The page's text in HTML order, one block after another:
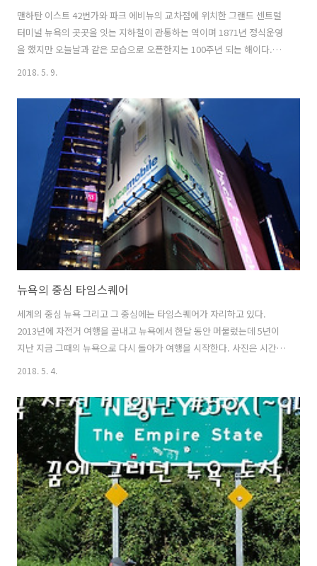
맨하탄 이스트 42번가와 파크 에비뉴의 교차점에 위치한 그랜드 센트럴
터미널 뉴욕의 곳곳을 잇는 지하철이 관통하는 역이며 1871년 정식운영
을 했지만 오늘날과 같은 모습으로 오픈한지는 100주년 되는 해이다.
(2018년 기준 105년) 철도가 번성했던 20세기 초에는 모든 열차와 사람
격적인 자동차 시대가 열렸고 철도는 점차 쇄퇴했다 그러나 아직도 철도
의 역활은 본연에 충실하고 있다. 실래로 들어가면 역사의 웅잠함이 고스
란히 들어나고 지나가는 사람들은 절로 고개를 천장으로 항햐게 된다. 세
월이 많이 지났지만 역사안의 모습은 수십년동안 바뀌지 않고 옛모습을
고수하고 있고 전통과 현대의 멋이 잘 어울어져 있다. 터미널과 처첨단
기기인 스마트폰이..
2018. 5. 9.
뉴욕의 중심 타임스퀘어
세계의 중심 뉴욕 그리고 그 중심에는 타임스퀘어가 자리하고 있다.
2013년에 자전거 여행을 끝내고 뉴욕에서 한달 동안 머물렀는데 5년이
지난 지금 그때의 뉴욕으로 다시 돌아가 여행을 시작한다. 사진은 시간순
이 아니라 뉴욕의 곳곳을 테마별로 이야기 해 보려 한다. 어려서 뉴욕은
보고 싶었지만 내나이 만 38살에 그 기나긴 꿈을 이루게 되었다. 3달동안
의 미국 자전거 횡단이 끝난 후 얼마 지나지 않은 시점, 몸은 피곤하고 힘
들었지만 뉴욕은 틈을 주지 않았다. 둘러볼 곳은 많은데 어디서부터 시작
해야 할지 좀처럼 감이 서질 않았다. 퀸즈 플러싱에 위치한 한국인 민박
집에 여장을 풀고 며칠동안 쉬며 뉴욕 과의 첫만남을 학수고대 했다. 마
침 인..
2018. 5. 4.